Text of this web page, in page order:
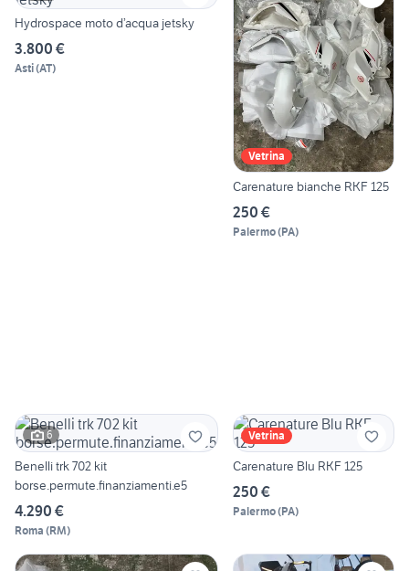
Hydrospace moto d’acqua jetsky
3.800 €
Asti(AT)
Vetrina
Carenature bianche RKF 125
250 €
Palermo(PA)
6
Benelli trk 702 kit
borse.permute.finanziamenti.e5
4.290 €
Roma (RM)
Vetrina
Carenature Blu RKF 125
250 €
Palermo(PA)